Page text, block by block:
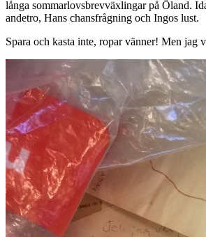
långa sommarlovsbrevväxlingar på Öland.
andetro, Hans chansfrågning och Ingos lust.
Spara och kasta inte, ropar vänner! Men jag